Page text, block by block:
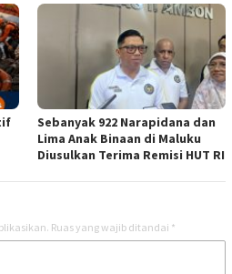
Sebanyak 922 Narapidana dan
Lima Anak Binaan di Maluku
Diusulkan Terima Remisi HUT RI
Ruas yang wajib ditandai *